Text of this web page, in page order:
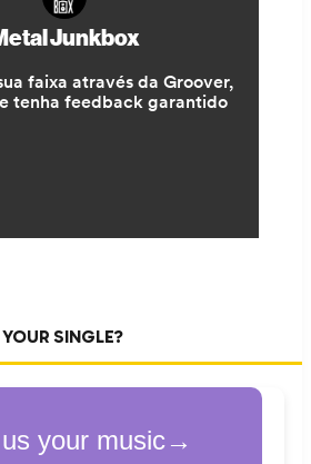
SINGLE?